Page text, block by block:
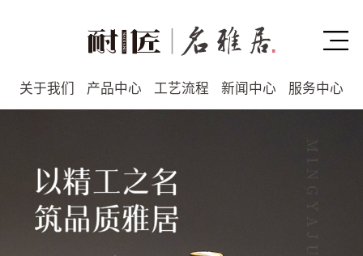
关于我们 产品中心 工艺流程 新闻中心 服务中心